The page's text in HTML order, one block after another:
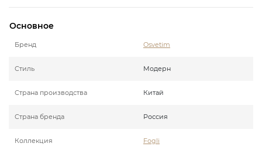
Основное
Бренд Osvetim
Стиль Модерн
Страна производства Китай
Страна бренда Россия
Коллекция Fogli